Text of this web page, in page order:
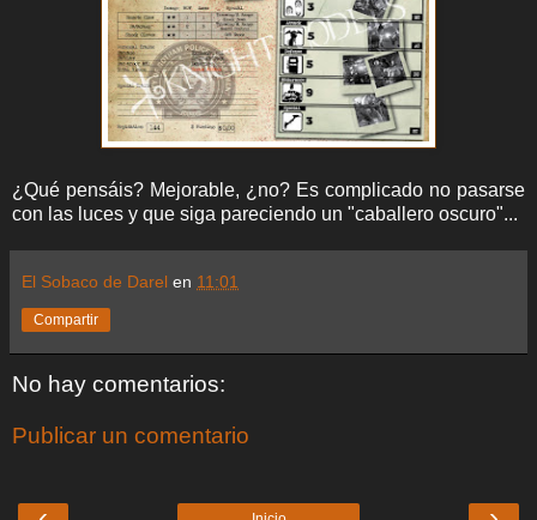
¿Qué pensáis? Mejorable, ¿no? Es complicado no pasarse
con las luces y que siga pareciendo un "caballero oscuro"...
El Sobaco de Darel en 11:01
Compartir
No hay comentarios:
Publicar un comentario